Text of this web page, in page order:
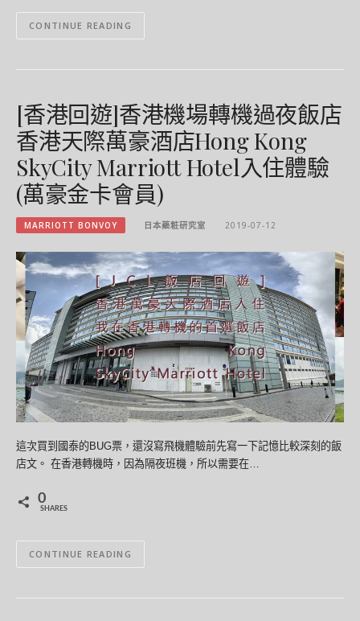
CONTINUE READING
[香港回遊]香港機場轉機過夜飯店
香港天際萬豪酒店Hong Kong
SkyCity Marriott Hotel入住體驗
(萬豪金卡會員)
MARRIOTT BONVOY 日本藥粧研究室 2019-07-12
這次買到國泰的BUG票，還沒寫飛機體驗前先寫一下記憶比較深刻的飯
店文。 在香港轉機時，因為隔夜班機，所以需要在…
0
SHARES
CONTINUE READING